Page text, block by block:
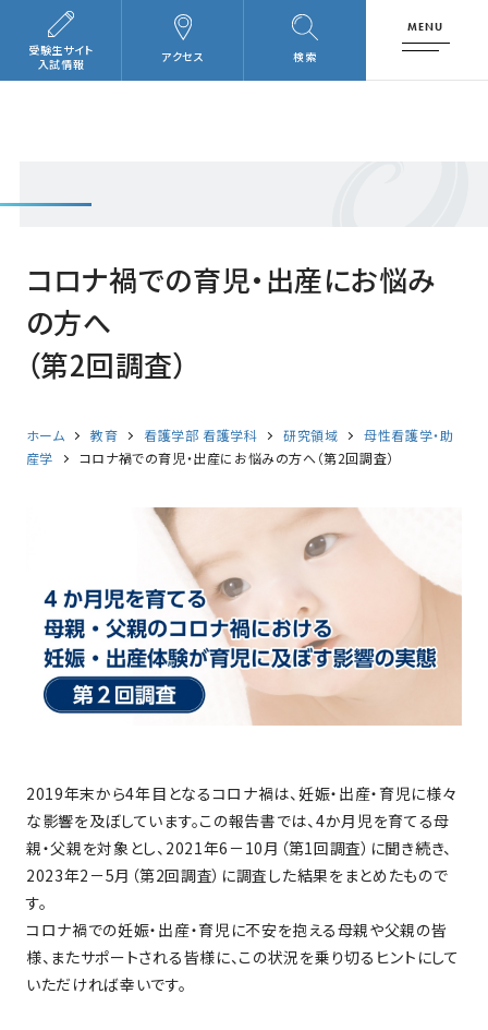
検索
アクセス
受験生サイト
入試情報
MENU
コロナ禍での育児・出産にお悩み
の方へ
（第2回調査）
ホーム 教育 看護学部 看護学科 研究領域
母性看護学・助
産学
コロナ禍での育児・出産にお悩みの方へ（第2回調査）
2019年末から4年目となるコロナ禍は、妊娠・出産・育児に様々
な影響を及ぼしています。この報告書では、4か月児を育てる母
親・父親を対象とし、2021年6－10月（第1回調査）に聞き続き、
2023年2－5月（第2回調査）に調査した結果をまとめたもので
す。
コロナ禍での妊娠・出産・育児に不安を抱える母親や父親の皆
様、またサポートされる皆様に、この状況を乗り切るヒントにして
いただければ幸いです。